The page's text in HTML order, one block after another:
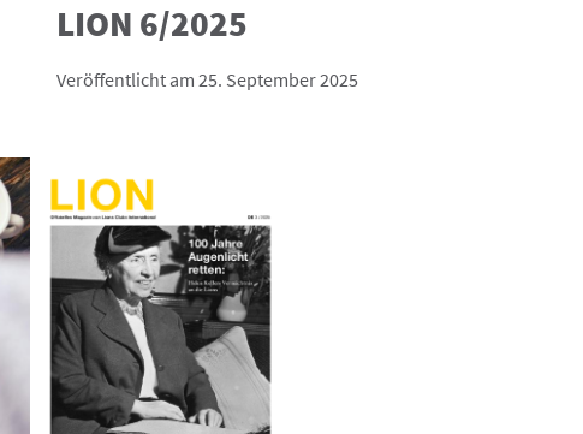
LION 6/2025
Veröffentlicht am 25. September 2025